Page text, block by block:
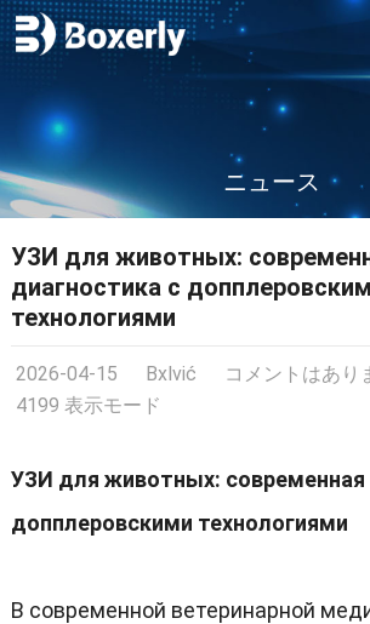
ニュース
УЗИ для животных:
диагностика с
технологиями
2026-04-15 Bxlvić
コメントはあり
4199 表示モード
УЗИ для животных:
допплеровскими технологиями
В современной ветеринарной